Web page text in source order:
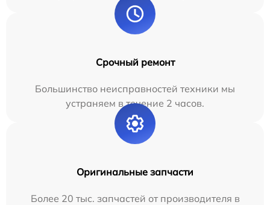
Срочный ремонт
Большинство неисправностей техники мы
устраняем в течение 2 часов.
Оригинальные запчасти
Более 20 тыс. запчастей от производителя в